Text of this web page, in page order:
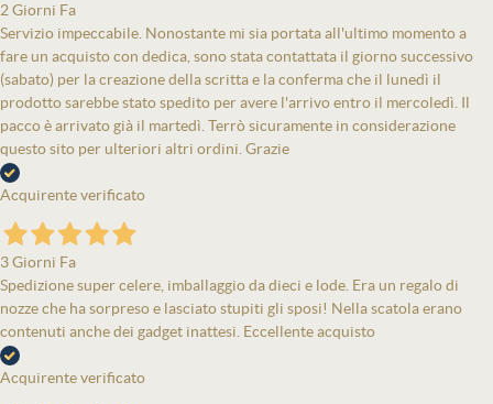
2 Giorni Fa
Servizio impeccabile. Nonostante mi sia portata all'ultimo momento a
fare un acquisto con dedica, sono stata contattata il giorno successivo
(sabato) per la creazione della scritta e la conferma che il lunedì il
prodotto sarebbe stato spedito per avere l'arrivo entro il mercoledì. Il
pacco è arrivato già il martedì. Terrò sicuramente in considerazione
questo sito per ulteriori altri ordini. Grazie
Acquirente verificato
3 Giorni Fa
Spedizione super celere, imballaggio da dieci e lode. Era un regalo di
nozze che ha sorpreso e lasciato stupiti gli sposi! Nella scatola erano
contenuti anche dei gadget inattesi. Eccellente acquisto
Acquirente verificato